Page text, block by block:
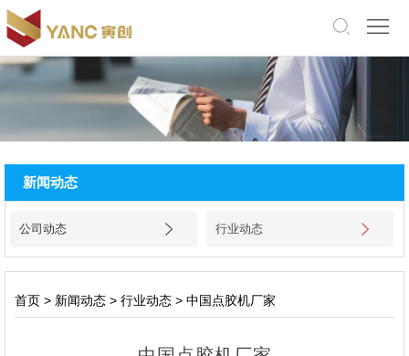
中
文
版
首
于
产
新闻动态
公司动态 行业动态
首页 > 新闻动态 > 行业动态 > 中国点胶机厂家